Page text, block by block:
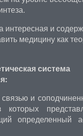
интересная и
медицину как
система
связью и
которых
определенный